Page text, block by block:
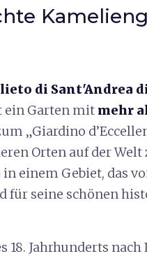
di Sant'Andrea
ein Garten mit mehr
„Giardino
Orten auf der
in einem Gebiet, das
für seine schönen
18. Jahrhunderts